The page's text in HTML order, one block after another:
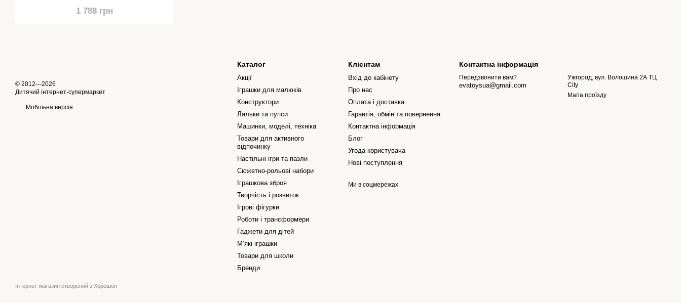
1 788 грн
© 2012—2026
Дитячий інтернет-супермаркет
Мобільна версія
Інтернет-магазин створений з Хорошоп
Каталог
Акції
Іграшки для малюків
Конструктори
Ляльки та пупси
Машинки, моделі, техніка
Товари для активного
відпочинку
Настільні ігри та пазли
Сюжетно-рольові набори
Іграшкова зброя
Творчість і розвиток
Ігрові фігурки
Роботи і трансформери
Гаджети для дітей
М’які іграшки
Товари для школи
Бренди
Клієнтам
Вхід до кабінету
Про нас
Оплата і доставка
Гарантія, обмін та повернення
Контактна інформація
Блог
Угода користувача
Нові поступлення
Ми в соцмережах
Контактна інформація
Передзвонити вам?
evatoysua@gmail.com
Ужгород, вул. Волошина 2А ТЦ
City
Мапа проїзду